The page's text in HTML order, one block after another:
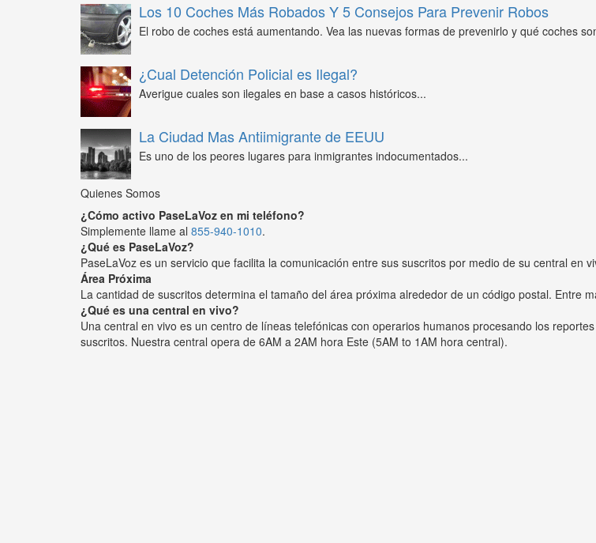
Los 10 Coches Más Robados Y 5 Consejos Para Prevenir Robos
El robo de coches está aumentando. Vea las nuevas formas de prevenirlo y qué coches
¿Cual Detención Policial es Ilegal?
Averigue cuales son ilegales en base a casos históricos...
La Ciudad Mas Antiimigrante de EEUU
Es uno de los peores lugares para inmigrantes indocumentados...
Quienes Somos
¿Cómo activo PaseLaVoz en mi teléfono?
Simplemente llame al 855-940-1010.
¿Qué es PaseLaVoz?
PaseLaVoz es un servicio que facilita la comunicación entre sus suscritos por medio de su central
Área Próxima
La cantidad de suscritos determina el tamaño del área próxima alrededor de un código postal. Entre
¿Qué es una central en vivo?
Una central en vivo es un centro de líneas telefónicas con operarios humanos procesando los
suscritos. Nuestra central opera de 6AM a 2AM hora Este (5AM to 1AM hora central).